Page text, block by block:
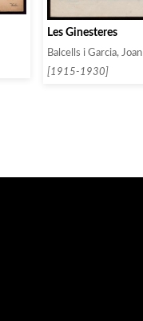
Les Ginesteres
Balcells i Garcia, Joan
[1915-1930]